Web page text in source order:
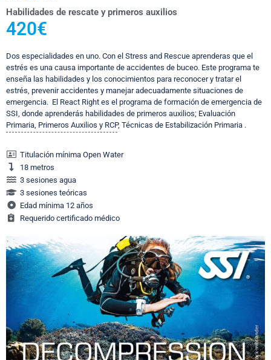
Habilidades de rescate y primeros auxilios
420€
Dos especialidades en uno. Con el Stress and Rescue aprenderas que el
estrés es una causa importante de accidentes de buceo. Este programa te
enseña las habilidades y los conocimientos para reconocer y tratar el
estrés, prevenir accidentes y manejar adecuadamente situaciones de
emergencia. El React Right es el programa de formación de emergencia de
SSI, donde aprenderás habilidades de primeros auxilios; Evaluación
Primaria, Primeros Auxilios y RCP, Técnicas de Estabilización Primaria .
Titulación mínima Open Water
18 metros
3 sesiones agua
3 sesiones teóricas
Edad mínima 12 años
Requerido certificado médico